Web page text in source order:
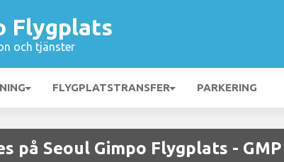
Flygplats
och tjänster
FLYGPLATSTRANSFER PARKERING
på Seoul Gimpo Flygplats - GMP